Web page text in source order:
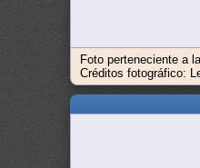
Foto perteneciente a
Créditos fotográfico: